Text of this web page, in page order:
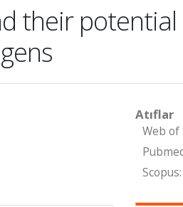
their potential
Atıflar
Web of